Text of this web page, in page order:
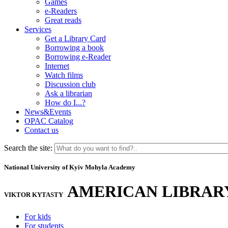
Games
e-Readers
Great reads
Services
Get a Library Card
Borrowing a book
Borrowing e-Reader
Internet
Watch films
Discussion club
Ask a librarian
How do I...?
News&Events
OPAC Catalog
Contact us
Search the site:
National University of Kyiv Mohyla Academy
VIKTOR KYTASTY AMERICAN
For kids
For students